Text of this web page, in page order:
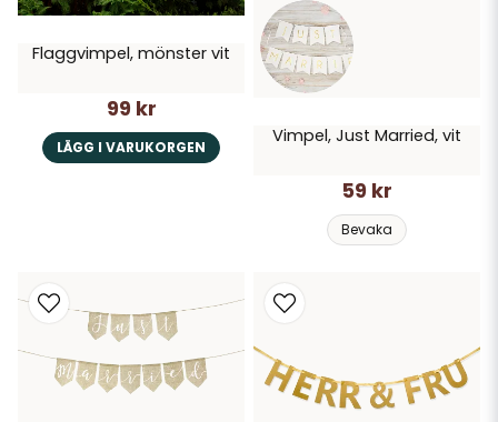
Flaggvimpel, mönster vit
99 kr
LÄGG I VARUKORGEN
Vimpel, Just Married, vit
59 kr
Bevaka